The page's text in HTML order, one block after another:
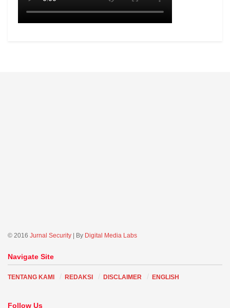
© 2016 Jurnal Security | By Digital Media Labs
Navigate Site
TENTANG KAMI REDAKSI DISCLAIMER ENGLISH
Follow Us